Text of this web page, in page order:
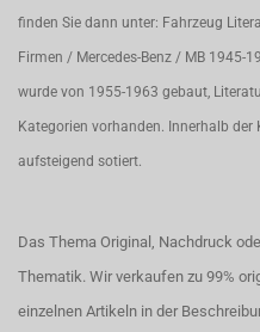
finden Sie dann unter: Fahrzeug
Firmen / Mercedes-Benz / MB 1945-
wurde von 1955-1963 gebaut,
Kategorien vorhanden. Innerhalb
aufsteigend sotiert.
Das Thema Original, Nachdruck
Thematik. Wir verkaufen zu 99%
einzelnen Artikeln in der